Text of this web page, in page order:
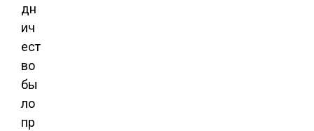
дн
ич
ест
во
бы
ло
пр